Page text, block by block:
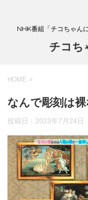
NHK番組「チコちゃん
チコち
HOME >
なんで彫刻は裸
投稿日： 2023年7月24日